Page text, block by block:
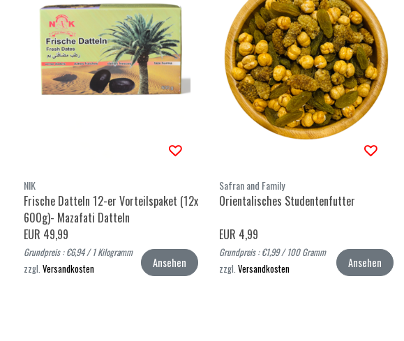
NIK
Frische Datteln 12-er Vorteilspaket (12x
600g)- Mazafati Datteln
EUR 49,99
Grundpreis : €6,94 / 1 Kilogramm
zzgl. Versandkosten Ansehen
Safran and Family
Orientalisches Studentenfutter
EUR 4,99
Grundpreis : €1,99 / 100 Gramm
zzgl. Versandkosten Ansehen